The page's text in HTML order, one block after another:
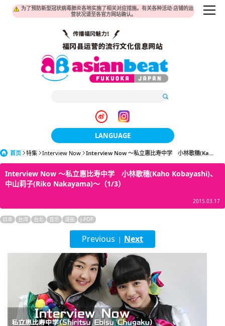
为了预防新型冠状病毒肺炎各地实施了相关对应措施。有关各种活动·店铺的运
营状况请至各官方网站确认。
LANGUAGE
日本語
한국어
English
ภาษาไทย
tiéng Viêt
Bahasa Indonesia
首页 特集 Interview Now Interview Now ～私立惠比寿中学 小林歌穗(Ka...
Interview Now ～私立惠比寿中学 小林歌穗(Kaho Kobayashi)、
中山莉子(Riko Nakayama)～（1/3）
2015.03.17
日本 台湾 台北 音乐 漫画 J-POP
Previous | Next